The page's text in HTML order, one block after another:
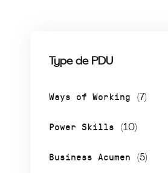
Type de PDU
Ways of Working (7)
Power Skills (10)
Business Acumen (5)